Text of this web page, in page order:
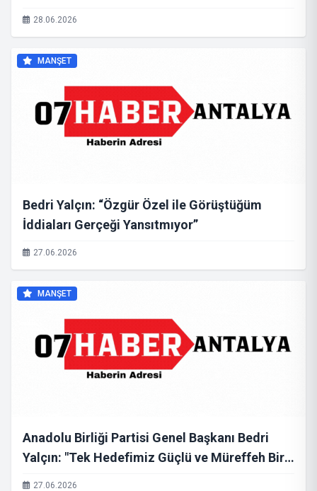
28.06.2026
MANŞET
Bedri Yalçın: “Özgür Özel ile Görüştüğüm
İddiaları Gerçeği Yansıtmıyor”
27.06.2026
MANŞET
Anadolu Birliği Partisi Genel Başkanı Bedri
Yalçın: "Tek Hedefimiz Güçlü ve Müreffeh Bir
Türkiye"
27.06.2026